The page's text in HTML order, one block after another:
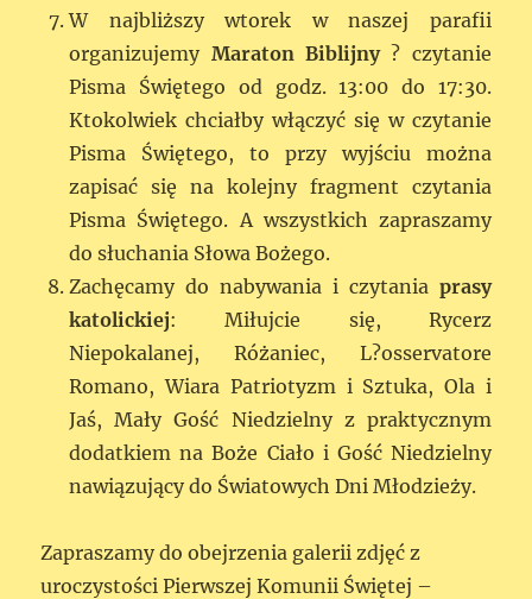
W najbliższy wtorek w naszej parafii
organizujemy Maraton Biblijny? czytanie
Pisma Świętego od godz. 13:00 do 17:30.
Ktokolwiek chciałby włączyć się w czytanie
Pisma Świętego, to przy wyjściu można
zapisać się na kolejny fragment czytania
Pisma Świętego. A wszystkich zapraszamy
do słuchania Słowa Bożego.
Zachęcamy do nabywania i czytania prasy
katolickiej: Miłujcie się, Rycerz
Niepokalanej, Różaniec, L?osservatore
Romano, Wiara Patriotyzm i Sztuka, Ola i
Jaś, Mały Gość Niedzielny z praktycznym
dodatkiem na Boże Ciało i Gość Niedzielny
nawiązujący do Światowych Dni Młodzieży.
Zapraszamy do obejrzenia galerii zdjęć z
uroczystości Pierwszej Komunii Świętej –